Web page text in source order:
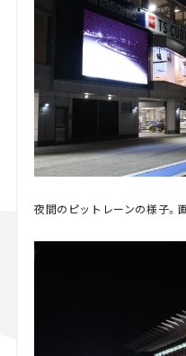
夜間のピットレーンの様子。